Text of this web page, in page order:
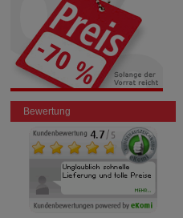
Bewertung